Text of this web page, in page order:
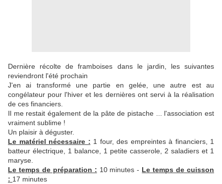
Dernière récolte de framboises dans le jardin, les suivantes
reviendront l'été prochain
J'en ai transformé une partie en gelée, une autre est au
congélateur pour l'hiver et les dernières ont servi à la réalisation
de ces financiers.
Il me restait également de la pâte de pistache ... l'association est
vraiment sublime !
Un plaisir à déguster.
Le matériel nécessaire : 1 four, des empreintes à financiers, 1
batteur électrique, 1 balance, 1 petite casserole, 2 saladiers et 1
maryse.
Le temps de préparation : 10 minutes - Le temps de cuisson
: 17 minutes